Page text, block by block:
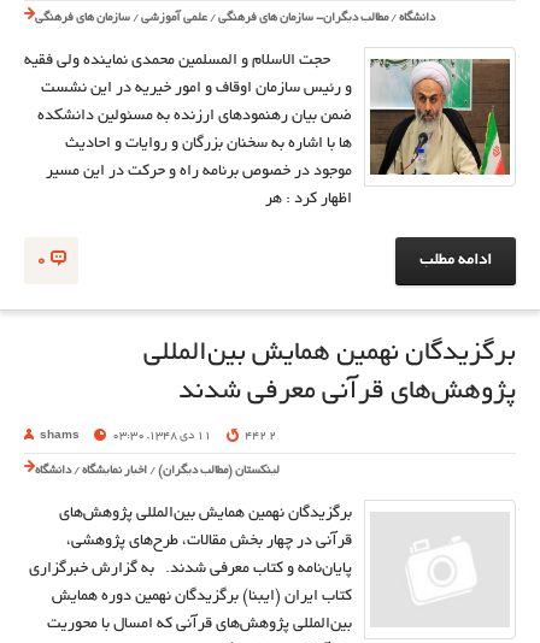
دانشگاه /مطالب دیگران- سازمان های فرهنگی / علمی آموزشی / سازمان های فرهنگی
حجت الاسلام و المسلمین محمدی نماینده ولی فقیه
و رئیس سازمان اوقاف و امور خیریه در این نشست
ضمن بیان رهنمودهای ارزنده به مسئولین دانشکده
ها با اشاره به سخنان بزرگان و روایات و احادیث
موجود در خصوص برنامه راه و حرکت در این مسیر
اظهار کرد : هر
0 ادامه مطلب
برگزیدگان نهمین همایش بین‌المللی
پژوهش‌های قرآنی معرفی شدند
shams 11 دی 1348, 03:30 2 442
لینکستان (مطالب دیگران) / اخبار نمایشگاه /دانشگاه
برگزیدگان نهمین همایش بین‌المللی پژوهش‌های
قرآنی در چهار بخش مقالات، طرح‌های پژوهشی،
پایان‌نامه و کتاب معرفی شدند. به گزارش خبرگزاری
کتاب ایران (ایبنا) برگزیدگان نهمین دوره همایش
بین‌المللی پژوهش‌های قرآنی که امسال با محوریت